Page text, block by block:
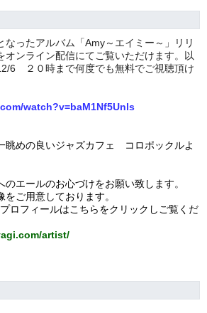
なったアルバム「Amy～エイミー～」リリ
オンライン配信にてご覧いただけます。以
6 ２０時まで何度でも無料でご視聴頂け
watch?v=baM1Nf5Unls
眺めの良いジャズカフェ コロポックルよ
のエールのお心づけをお願い致します。
ご用意しております。
ロフィールはこちらをクリックしご覧くだ
artist/